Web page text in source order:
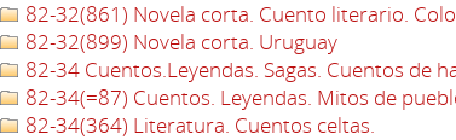
82-32(861) Novela corta. Cuento literario.
82-32(899) Novela corta. Uruguay
82-34 Cuentos.Leyendas. Sagas. Cuentos de
82-34(=87) Cuentos. Leyendas. Mitos de
82-34(364) Literatura. Cuentos celtas.